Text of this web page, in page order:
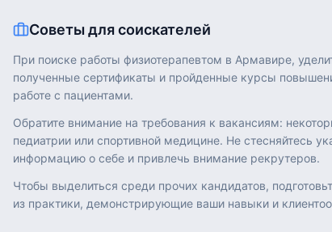
Советы для соискателей
При поиске работы физиотерапевтом в Армавире,
полученные сертификаты и пройденные курсы
работе с пациентами.
Обратите внимание на требования к вакансиям:
педиатрии или спортивной медицине. Не стесняйтесь
информацию о себе и привлечь внимание рекрутеров.
Чтобы выделиться среди прочих кандидатов,
из практики, демонстрирующие ваши навыки и